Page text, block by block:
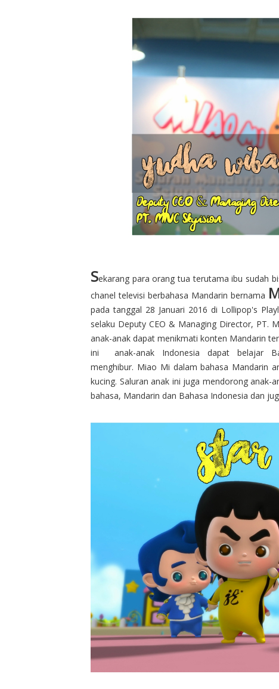
Sekarang para orang tua terutama ibu sudah
chanel televisi berbahasa Mandarin bernama
pada tanggal 28 Januari 2016 di Lollipop's
selaku Deputy CEO & Managing Director, PT.
anak-anak dapat menikmati konten Mandarin
ini anak-anak Indonesia dapat belajar
menghibur. Miao Mi dalam bahasa Mandarin
kucing. Saluran anak ini juga mendorong
bahasa, Mandarin dan Bahasa Indonesia dan